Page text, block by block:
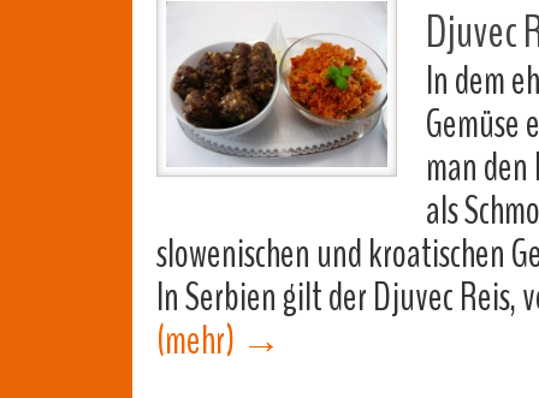
Djuvec
In dem
Gemüse
man
als
slowenischen und kroatischen
In Serbien gilt der Djuvec Reis,
(mehr) →